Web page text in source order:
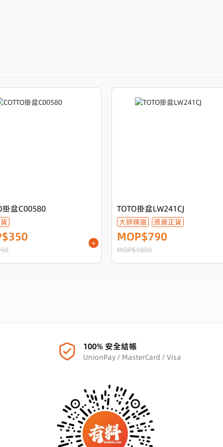
掛盆C00580
+
TOTO掛盆LW241CJ
大師精選 原廠正貨
MOP$790
MOP$1090
100% 安全結帳
UnionPay / MasterCard / Visa